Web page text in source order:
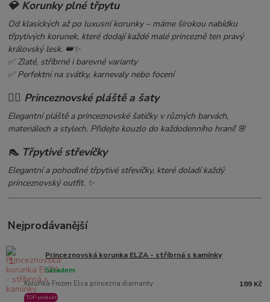
💎 Korunky plné třpytu
Od klasických až po luxusní korunky – máme širokou nabídku
třpytivých korunek, které dodají každé malé princezně ten pravý
královský lesk. 👑✨
✅ Zlaté, stříbrné i barevné varianty
✅ Perfektní na svátky, karnevaly nebo focení
🦸‍♀️ Princeznovské pláště a šaty
Elegantní pláště a princeznovské šatičky v různých barvách,
materiálech a stylech. Přidejte kouzlo do každodenního hraní! 🌸
👠 Třpytivé střevíčky
Elegantní a pohodlné třpytivé střevíčky, které doladí každý
princeznovský outfit. ✨
Nejprodávanější
1. Princeznovská korunka ELZA - stříbrná s kamínky
Korunka Frozen Elsa princezna diamanty
Skladem
TOP produkt
189 Kč